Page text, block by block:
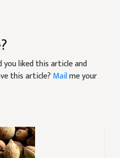
you liked this article and
this article? Mailme your